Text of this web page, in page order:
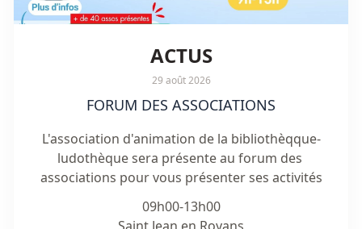
ACTUS
29 août 2026
FORUM DES ASSOCIATIONS
L'association d'animation de la bibliothèqque-
ludothèque sera présente au forum des
associations pour vous présenter ses activités
09h00-13h00